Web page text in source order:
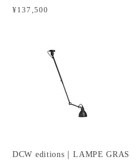
¥137,500
DCW editions｜LAMPE GRAS